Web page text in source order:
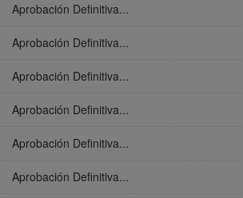
Aprobación Definitiva...
Aprobación Definitiva...
Aprobación Definitiva...
Aprobación Definitiva...
Aprobación Definitiva...
Aprobación Definitiva...